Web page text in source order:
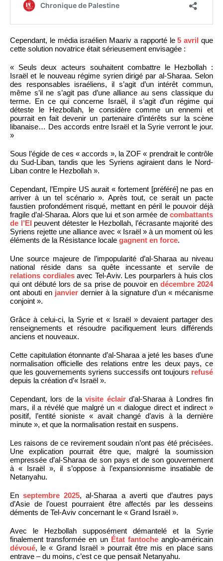
Cependant, le média israélien Maariv a rapporté le5 avril que
cette solution novatrice était sérieusement envisagée :
« Seuls deux acteurs souhaitent combattre le Hezbollah :
Israël et le nouveau régime syrien dirigé par al-Sharaa. Selon
des responsables israéliens, il s’agit d’un intérêt commun,
même s’il ne s’agit pas d’une alliance au sens classique du
terme. En ce qui concerne Israël, il s’agit d’un régime qui
déteste le Hezbollah, le considère comme un ennemi et
pourrait en fait devenir un partenaire d’intérêts sur la scène
libanaise… Des accords entre Israël et la Syrie verront le jour.
»
Sous l’égide de ces « accords », la ZOF « prendrait le contrôle
du Sud-Liban, tandis que les Syriens agiraient dans le Nord-
Liban contre le Hezbollah ».
Cependant, l’Empire US aurait « fortement [préféré] ne pas en
arriver à un tel scénario ». Après tout, ce serait un pacte
faustien profondément risqué, mettant en péril le pouvoir déjà
fragile d’al-Sharaa. Alors que lui et son armée de combattants
de l’EIpeuvent détester le Hezbollah, l’écrasante majorité des
Syriens rejette une alliance avec « Israël » à un moment où les
éléments de la Résistance locale gagnent en force.
Une source majeure de l’impopularité d’al-Sharaa au niveau
national réside dans sa quête incessante et servile de
relations cordialesavec Tel-Aviv. Les pourparlers à huis clos
qui ont débuté lors de sa prise de pouvoir en décembre 2024
ont abouti en janvier dernier à la signature d’un « mécanisme
conjoint ».
Grâce à celui-ci, la Syrie et « Israël » devaient partager des
renseignements et résoudre pacifiquement leurs différends
anciens et nouveaux.
Cette capitulation étonnante d’al-Sharaa a jeté les bases d’une
normalisation officielle des relations entre les deux pays, ce
que les gouvernements syriens successifs ont toujours refusé
depuis la création d’« Israël ».
Cependant, lors de lavisite éclaird’al-Sharaa à Londres fin
mars, il a révélé que malgré un « dialogue direct et indirect »
positif, l’entité sioniste « avait changé d’avis à la dernière
minute », et que la normalisation restait en suspens.
Les raisons de ce revirement soudain n’ont pas été précisées.
Une explication pourrait être que, malgré la soumission
empressée d’al-Sharaa de son pays et de son gouvernement
à « Israël », il s’oppose à l’expansionnisme insatiable de
Netanyahu.
Enseptembre 2025, al-Sharaa a averti que d’autres pays
d’Asie de l’ouest pourraient être affectés par les desseins
déments de Tel-Aviv concernant le « Grand Israël ».
Avec le Hezbollah supposément démantelé et la Syrie
finalement transformée en un État fantocheanglo-américain
dévoué, le « Grand Israël » pourrait être mis en place sans
entrave – du moins, c’est ce que pensait Netanyahu.